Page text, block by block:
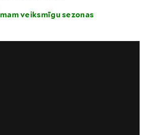
veiksmīgu sezonas